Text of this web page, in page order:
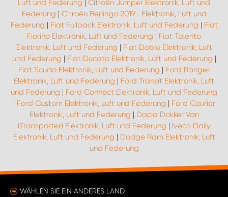
Luft und Federung | Citroën Jumper Elektronik, Luft und
Federung | Citroën Berlingo 2019- Elektronik, Luft und
Federung | Fiat Fullback Elektronik, Luft und Federung | Fiat
Fiorino Elektronik, Luft und Federung | Fiat Talento
Elektronik, Luft und Federung | Fiat Doblo Elektronik, Luft
und Federung | Fiat Ducato Elektronik, Luft und Federung |
Fiat Scudo Elektronik, Luft und Federung | Ford Ranger
Elektronik, Luft und Federung | Ford Transit Elektronik, Luft
und Federung | Ford Connect Elektronik, Luft und Federung
| Ford Custom Elektronik, Luft und Federung | Ford Courier
Elektronik, Luft und Federung | Dacia Dokker Van
(Transporter) Elektronik, Luft und Federung | Iveco Daily
Elektronik, Luft und Federung | Dodge Ram Elektronik, Luft
und Federung
WÄHLEN SIE EIN ANDERES LAND